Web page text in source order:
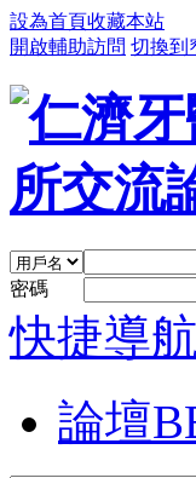
設為首頁收藏本站
開啟輔助訪問 切換到
密碼
快捷導航
論壇